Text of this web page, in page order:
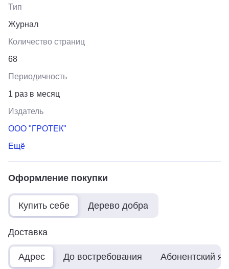
Тип
Журнал
Количество страниц
68
Периодичность
1 раз в месяц
Издатель
ООО "ГРОТЕК"
Ещё
Оформление покупки
Купить себе Дерево добра
Доставка
Адрес До востребования Абонентский